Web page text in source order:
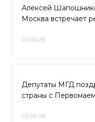
Алексей
Москва встречает
01.05.26
Депутаты МГД
страны с Первомаем
01.05.26